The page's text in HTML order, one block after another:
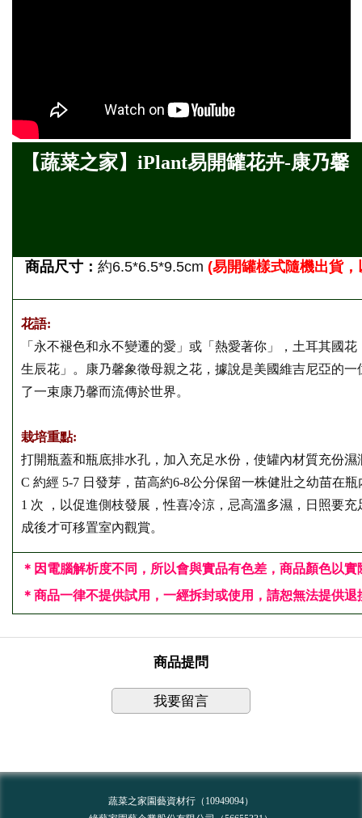
【蔬菜之家】iPlant易開罐花卉-康乃馨
商品尺寸： 約6.5*6.5*9.5cm (易開罐樣式隨機出貨
花語:
「永不褪色和永不變遷的愛」或「熱愛著你」，土耳其國
生辰花」。康乃馨象徵母親之花，據說是美國維吉尼亞的
了一束康乃馨而流傳於世界。
栽培重點:
打開瓶蓋和瓶底排水孔，加入充足水份，使罐內材質充份
C 約經 5-7 日發芽，苗高約6-8公分保留一株健壯之幼苗在
1 次 ，以促進側枝發展，性喜冷涼，忌高溫多濕，日照要
成後才可移置室內觀賞。
＊因電腦解析度不同，所以會與實品有色差，商品顏色以
＊ 商品一律不提供試用，一經拆封或使用，請恕無法提供退
商品提問
我要留言
蔬菜之家園藝資材行（10949094）